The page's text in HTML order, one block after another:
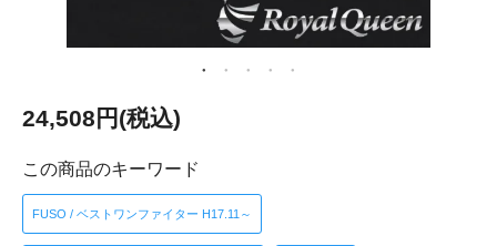
24,508円(税込)
この商品のキーワード
FUSO / ベストワンファイター H17.11～